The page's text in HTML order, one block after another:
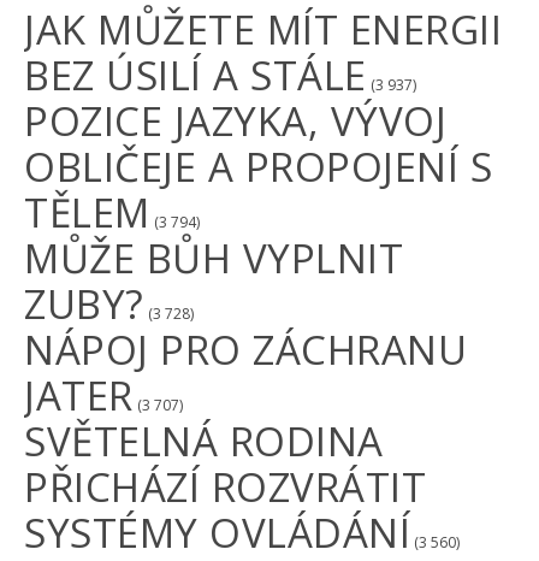
JAK MŮŽETE MÍT ENERGII
BEZ ÚSILÍ A STÁLE (3 937)
POZICE JAZYKA, VÝVOJ
OBLIČEJE A PROPOJENÍ S
TĚLEM (3 794)
MŮŽE BŮH VYPLNIT
ZUBY? (3 728)
NÁPOJ PRO ZÁCHRANU
JATER (3 707)
SVĚTELNÁ RODINA
PŘICHÁZÍ ROZVRÁTIT
SYSTÉMY OVLÁDÁNÍ (3 560)